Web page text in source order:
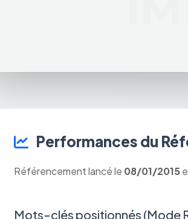
Performances du
Référencement lancé le 08/01/2015
Mots-clés positionnés (Mode